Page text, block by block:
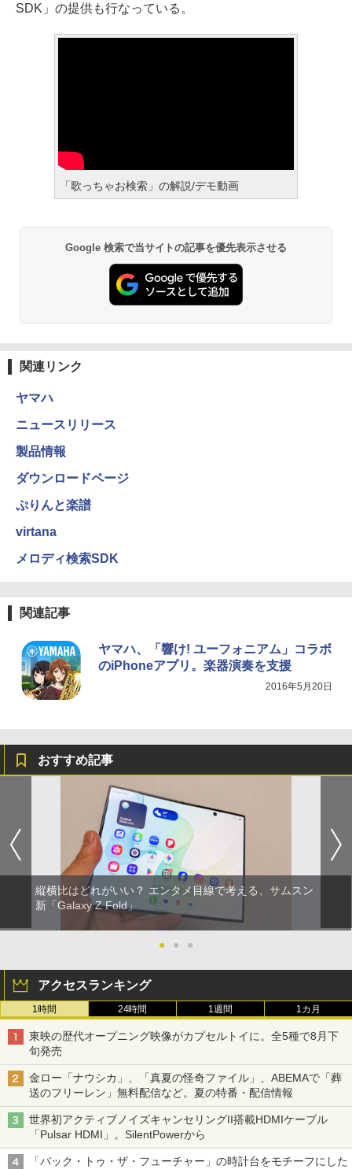
SDK」の提供も行なっている。
「歌っちゃお検索」の解説/デモ動画
Google 検索で当サイトの記事を優先表示させる
関連リンク
ヤマハ
ニュースリリース
製品情報
ダウンロードページ
ぷりんと楽譜
virtana
メロディ検索SDK
関連記事
ヤマハ、「響け! ユーフォニアム」コラボ
のiPhoneアプリ。楽器演奏を支援
2016年5月20日
おすすめ記事
縦横比はどれがいい？ エンタメ目線で考える、サムスン
新「Galaxy Z Fold」
● ● ●
アクセスランキング
1時間 24時間 1週間 1カ月
東映の歴代オープニング映像がカプセルトイに。全5種で8月下
旬発売
金ロー「ナウシカ」、「真夏の怪奇ファイル」、ABEMAで「葬
送のフリーレン」無料配信など。夏の特番・配信情報
世界初アクティブノイズキャンセリングII搭載HDMIケーブル
「Pulsar HDMI」。SilentPowerから
「バック・トゥ・ザ・フューチャー」の時計台をモチーフにした